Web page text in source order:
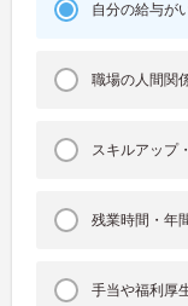
自分の給与が
職場の人間関
スキルアップ
残業時間・年
手当や福利厚